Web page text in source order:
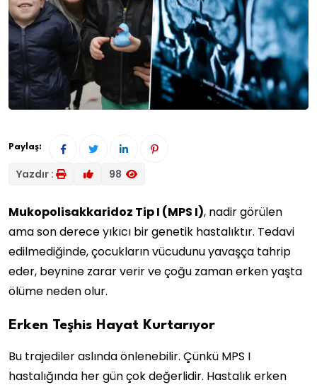
Paylaş:
Yazdır : 98
Mukopolisakkaridoz Tip I (MPS I), nadir görülen
ama son derece yıkıcı bir genetik hastalıktır. Tedavi
edilmediğinde, çocukların vücudunu yavaşça tahrip
eder, beynine zarar verir ve çoğu zaman erken yaşta
ölüme neden olur.
Erken Teşhis Hayat Kurtarıyor
Bu trajediler aslında önlenebilir. Çünkü MPS I
hastalığında her gün çok değerlidir. Hastalık erken